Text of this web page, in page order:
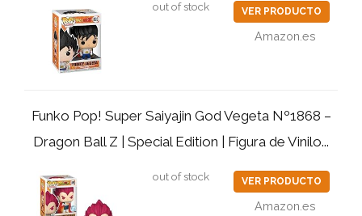
out of stock VER PRODUCTO
Amazon.es
Funko Pop! Super Saiyajin God Vegeta Nº1868 –
Dragon Ball Z | Special Edition | Figura de Vinilo...
out of stock VER PRODUCTO
Amazon.es